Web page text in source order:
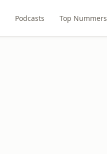
Podcasts Top Nummers